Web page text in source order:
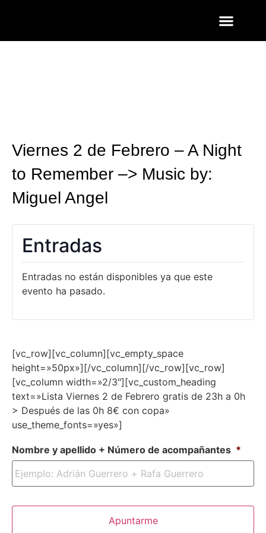
Viernes 2 de Febrero – A Night
to Remember –> Music by:
Miguel Angel
Entradas
Entradas no están disponibles ya que este
evento ha pasado.
[vc_row][vc_column][vc_empty_space
height=»50px»][/vc_column][/vc_row][vc_row]
[vc_column width=»2/3″][vc_custom_heading
text=»Lista Viernes 2 de Febrero gratis de 23h a 0h
> Después de las 0h 8€ con copa»
use_theme_fonts=»yes»]
Nombre y apellido + Número de acompañantes *